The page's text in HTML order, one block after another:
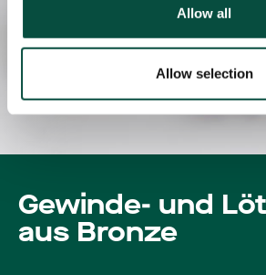
Allow all
Allow selection
Gewinde- und
aus Bronze